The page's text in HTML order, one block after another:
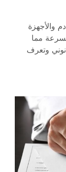
والأجهزة
بسرعة مما
وتعرف